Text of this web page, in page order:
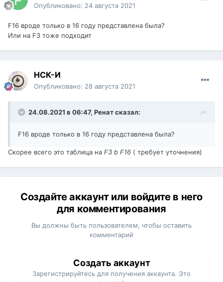
Опубликовано: 24 августа 2021
F16 вроде только в 16 году представлена была?
Или на F3 тоже подходит
НСК-И
Опубликовано: 28 августа 2021
24.08.2021 в 06:47, Ренатсказал:
F16 вроде только в 16 году представлена была?
Скорее всего это таблица на F3 b F16 ( требует уточнения)
Создайте аккаунт или войдите в него
для комментирования
Вы должны быть пользователем, чтобы оставить
комментарий
Создать аккаунт
Зарегистрируйтесь для получения аккаунта. Это